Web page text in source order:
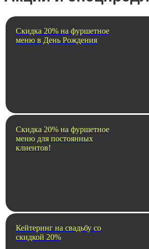
Скидка 20% на фуршетное
меню в День Рождения
Скидка 20% на фуршетное
меню для постоянных
клиентов!
Кейтеринг на свадьбу со
скидкой 20%